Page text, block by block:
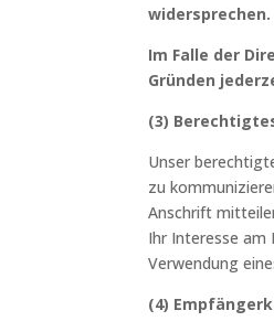
widersprechen.
Im Falle der
Gründen
(3)
Unser
zu
Anschrift
Ihr Interesse am
Verwendung
(4)